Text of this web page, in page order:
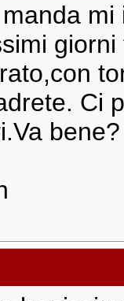
mi
Ci
bene?